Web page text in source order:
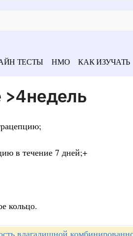
ТЕСТЫ НМО КАК ИЗУЧАТЬ
>4недель
в течение 7 дней;+
кольцо.